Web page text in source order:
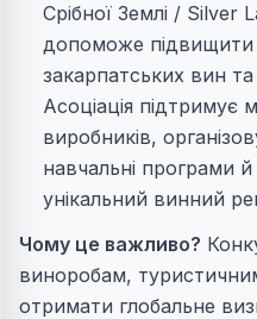
Срібної Землі / Silver
допоможе підвищити
закарпатських вин та
Асоціація підтримує
виробників,
навчальні програми
унікальний винний
Чому це важливо?
виноробам,
отримати глобальне